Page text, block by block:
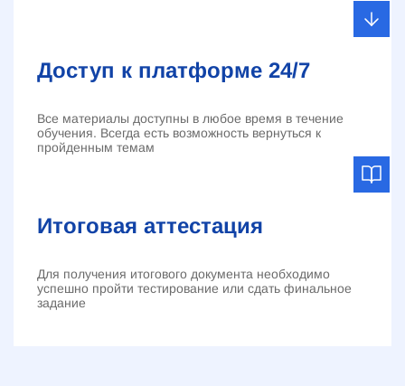
Доступ к платформе 24/7
Все материалы доступны в любое время в течение
обучения. Всегда есть возможность вернуться к
пройденным темам
Итоговая аттестация
Для получения итогового документа необходимо
успешно пройти тестирование или сдать финальное
задание